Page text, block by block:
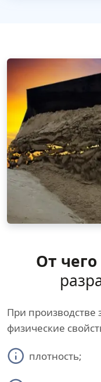
От
При
физические
плотность;